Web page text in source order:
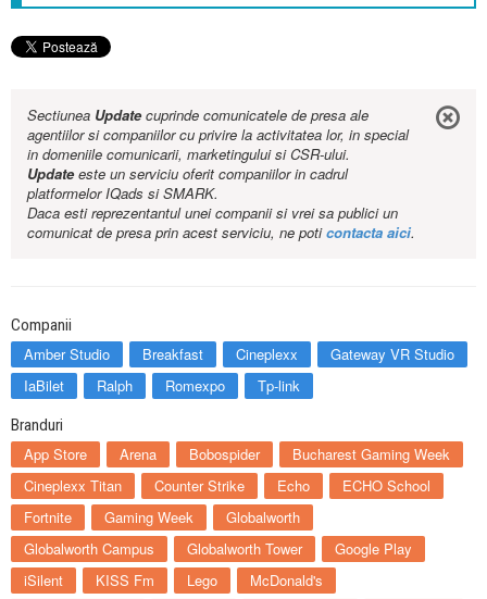
Sectiunea Updatecuprinde comunicatele de presa ale
agentiilor si companiilor cu privire la activitatea lor, in special
in domeniile comunicarii, marketingului si CSR-ului.
Updateeste un serviciu oferit companiilor in cadrul
platformelor IQads si SMARK.
Daca esti reprezentantul unei companii si vrei sa publici un
comunicat de presa prin acest serviciu, ne poticontacta aici.
Companii
Amber Studio Breakfast Cineplexx
Gateway VR Studio
IaBilet
Ralph Romexpo Tp-link
Branduri
App Store Arena Bobospider
Bucharest Gaming Week
Cineplexx Titan
Counter Strike Echo
ECHO School
Fortnite
Gaming Week
Globalworth
Globalworth Campus
Globalworth Tower
Google Play
iSilent
KISS Fm Lego
McDonald's